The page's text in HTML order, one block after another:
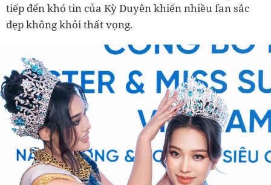
tiếp đến khó tin của Kỳ Duyên khiến nhiều fan sắc
đẹp không khỏi thất vọng.